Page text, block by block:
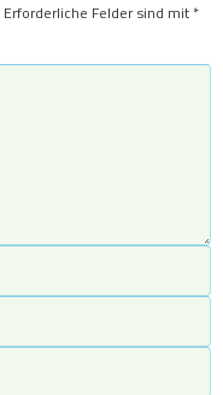
Erforderliche Felder sind mit*